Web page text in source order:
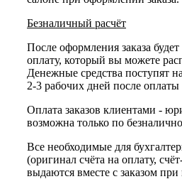
Безналичный расчёт
После оформления заказа
оплату, который вы можете
Денежные средства поступят
2-3 рабочих дней после оплаты
Оплата заказов клиентами -
возможна только по
Все необходимые для
(оригинал счёта на оплату,
выдаются вместе с заказом